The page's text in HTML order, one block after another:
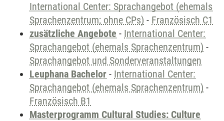
International Center: Sprachangebot (ehemals
Sprachenzentrum; ohne CPs) - Französisch C1
zusätzliche Angebote - International Center:
Sprachangebot (ehemals Sprachenzentrum) -
Sprachangebot und Sonderveranstaltungen
Leuphana Bachelor - International Center:
Sprachangebot (ehemals Sprachenzentrum) -
Französisch B1
Masterprogramm Cultural Studies: Culture